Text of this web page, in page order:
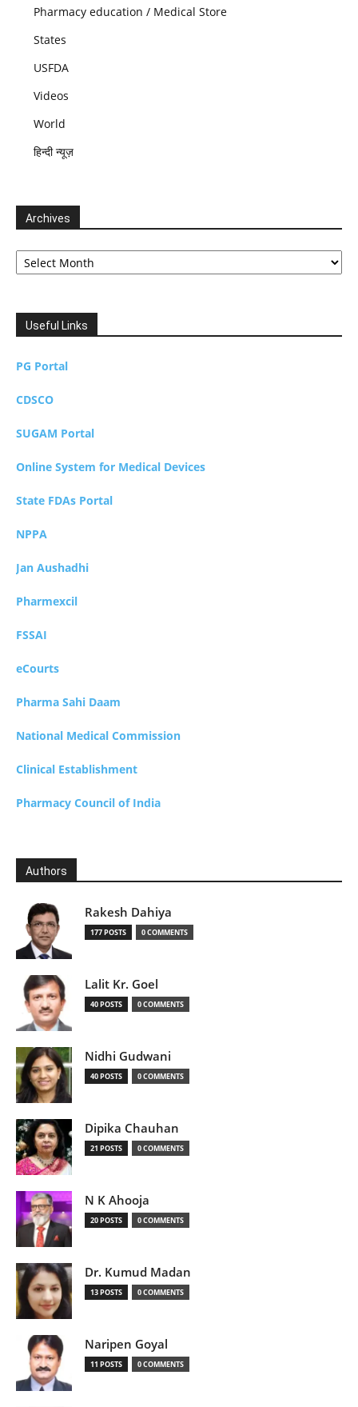
Pharmacy education / Medical Store
States
USFDA
Videos
World
हिन्दी न्यूज़
Archives
Archives
Useful Links
PG Portal
CDSCO
SUGAM Portal
Online System for Medical Devices
State FDAs Portal
NPPA
Jan Aushadhi
Pharmexcil
FSSAI
eCourts
Pharma Sahi Daam
National Medical Commission
Clinical Establishment
Pharmacy Council of India
Authors
Rakesh Dahiya
177 POSTS 0 COMMENTS
Lalit Kr. Goel
40 POSTS 0 COMMENTS
Nidhi Gudwani
40 POSTS 0 COMMENTS
Dipika Chauhan
21 POSTS 0 COMMENTS
N K Ahooja
20 POSTS 0 COMMENTS
Dr. Kumud Madan
13 POSTS 0 COMMENTS
Naripen Goyal
11 POSTS 0 COMMENTS